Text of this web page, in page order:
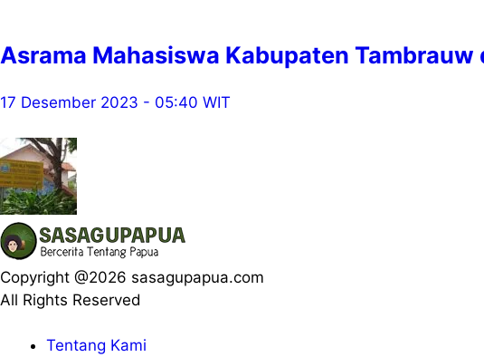
Asrama Mahasiswa Kabupaten Tambrauw
17 Desember 2023 - 05:40 WIT
Copyright @2026 sasagupapua.com
All Rights Reserved
Tentang Kami